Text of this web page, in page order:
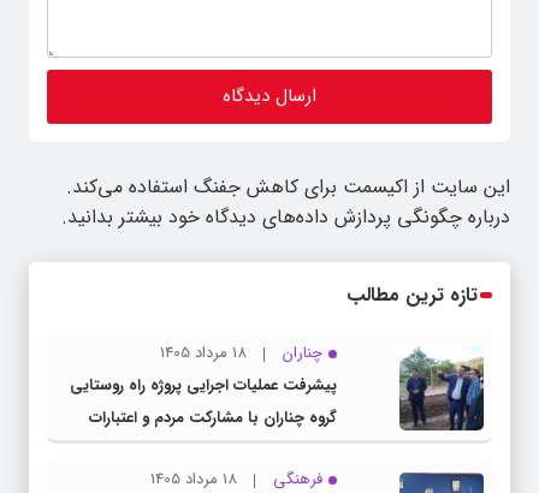
این سایت از اکیسمت برای کاهش جفنگ استفاده می‌کند.
درباره چگونگی پردازش داده‌های دیدگاه خود بیشتر بدانید.
تازه ترین مطالب
چناران
18 مرداد 1405
پیشرفت عملیات اجرایی پروژه راه روستایی
گروه چناران با مشارکت مردم و اعتبارات
دولتی
فرهنگی
18 مرداد 1405